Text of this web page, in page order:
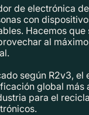
de electrónica
con
Hacemos que
al
según R2v3, el
global más
para el